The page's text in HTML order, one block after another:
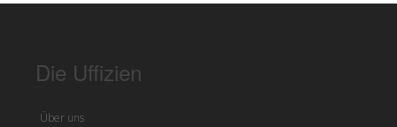
Die Uffizien
Über uns